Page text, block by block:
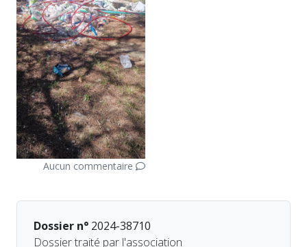
Aucun commentaire
Dossier n° 2024-38710
Dossier traité par l'association